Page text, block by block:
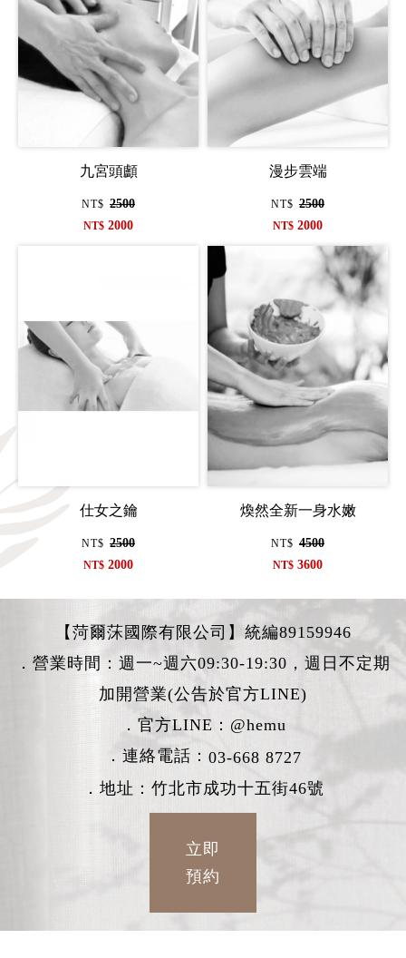
九宮頭顱
NT$ 2500
NT$ 2000
漫步雲端
NT$ 2500
NT$ 2000
仕女之鑰
NT$ 2500
NT$ 2000
煥然全新一身水嫩
NT$ 4500
NT$ 3600
【菏爾莯國際有限公司】統編89159946
．營業時間：週一~週六09:30-19:30，週日不定期
加開營業(公告於官方LINE)
．官方LINE： @hemu
．連絡電話： 03-668 8727
．地址：竹北市成功十五街46號
立即
預約